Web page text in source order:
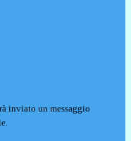
inviato un messaggio